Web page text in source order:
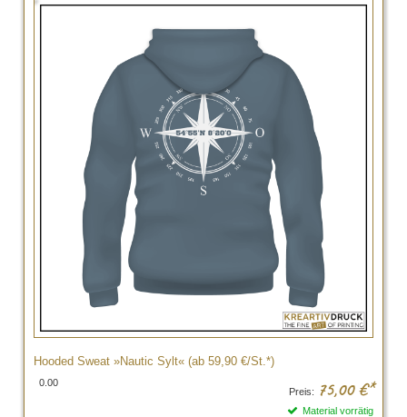
Hooded Sweat »Nautic Sylt« (ab 59,90 €/St.*)
0.00
Preis: 75,00 €*
Material vorrätig